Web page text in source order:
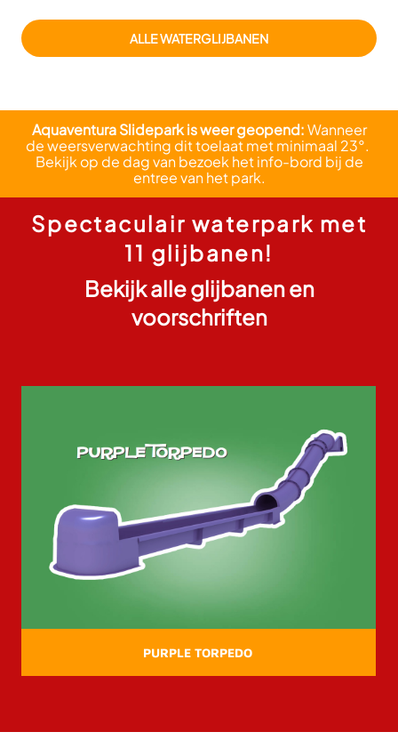
ALLE WATERGLIJBANEN
Aquaventura Slidepark is weer geopend:Wanneer
de weersverwachting dit toelaat met minimaal 23°.
Bekijk op de dag van bezoek het info-bord bij de
entree van het park.
Spectaculair waterpark met
11 glijbanen!
Bekijk alle glijbanen en
voorschriften
PURPLE TORPEDO